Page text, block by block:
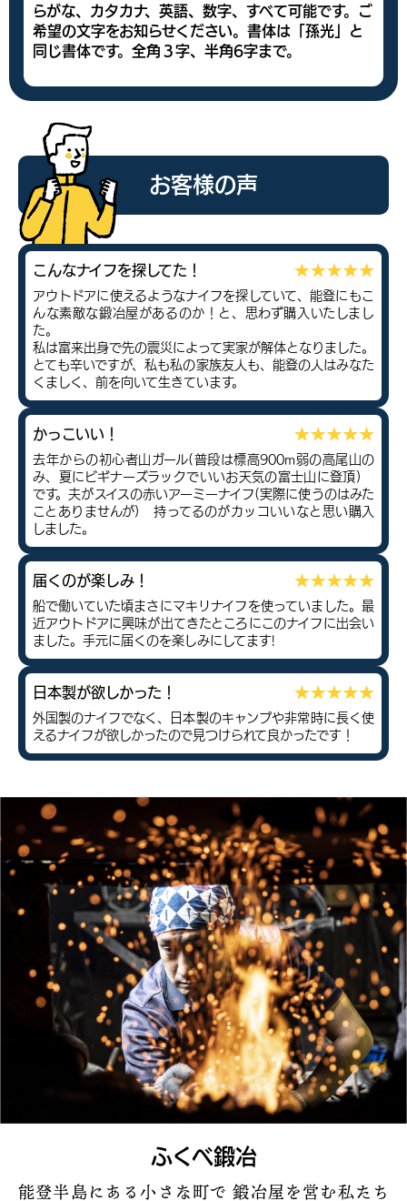
らがな、カタカナ、英語、数字、すべて可能です。ご
希望の文字をお知らせください。書体は「孫光」と
同じ書体です。全角３字、半角6字まで。
お客様の声
こんなナイフを探してた！
アウトドアに使えるようなナイフを探していて、能登にもこ
んな素敵な鍛冶屋があるのか！と、思わず購入いたしまし
た。
私は富来出身で先の震災によって実家が解体となりました。
とても辛いですが、私も私の家族友人も、能登の人はみなた
くましく、前を向いて生きています。
かっこいい！
去年からの初心者山ガール(普段は標高900m弱の高尾山の
み、夏にビギナーズラックでいいお天気の富士山に登頂)
です。夫がスイスの赤いアーミーナイフ(実際に使うのはみた
ことありませんが) 持ってるのがカッコいいなと思い購入
しました。
届くのが楽しみ！
船で働いていた頃まさにマキリナイフを使っていました。最
近アウトドアに興味が出てきたところにこのナイフに出会い
ました。手元に届くのを楽しみにしてます!
日本製が欲しかった！
外国製のナイフでなく、日本製のキャンプや非常時に長く使
えるナイフが欲しかったので見つけられて良かったです！
ふくべ鍛冶
能登半島にある小さな町で 鍛冶屋を営む私たち